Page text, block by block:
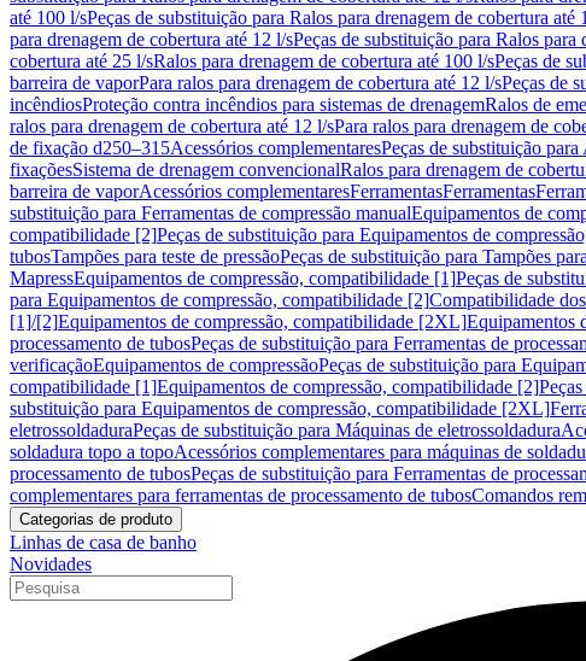
até 100 l/sPeças de substituição para Ralos para drenagem de cobertura até
para drenagem de cobertura até 12 l/sPeças de substituição para Ralos
cobertura até 25 l/sRalos para drenagem de cobertura até 100 l/sPeças de
barreira de vaporPara ralos para drenagem de cobertura até 12 l/sPeças de
incêndiosProteção contra incêndios para sistemas de drenagemRalos de
ralos para drenagem de cobertura até 12 l/sPara ralos para drenagem de
de fixação d250–315Acessórios complementaresPeças de substituição
fixaçõesSistema de drenagem convencionalRalos para drenagem de
barreira de vaporAcessórios complementaresFerramentasFerramentas
substituição para Ferramentas de compressão manualEquipamentos de
compatibilidade [2]Peças de substituição para Equipamentos de
tubosTampões para teste de pressãoPeças de substituição para Tampões
MapressEquipamentos de compressão, compatibilidade [1]Peças de
para Equipamentos de compressão, compatibilidade [2]Compatibilidade
[1]/[2]Equipamentos de compressão, compatibilidade [2XL]Equipamentos
processamento de tubosPeças de substituição para Ferramentas de
verificaçãoEquipamentos de compressãoPeças de substituição para
compatibilidade [1]Equipamentos de compressão, compatibilidade [2]
substituição para Equipamentos de compressão, compatibilidade [2XL]
eletrossoldaduraPeças de substituição para Máquinas de eletrossoldadura
soldadura topo a topoAcessórios complementares para máquinas de
processamento de tubosPeças de substituição para Ferramentas de
complementares para ferramentas de processamento de tubosComandos
Categorias de produto
Linhas de casa de banho
Novidades